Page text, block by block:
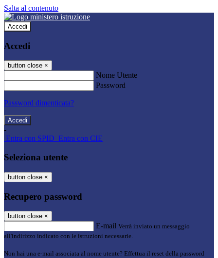
Salta al contenuto
Accedi
Accedi
button close ×
Nome Utente
Password
Password dimenticata?
-
Entra con SPID Entra con CIE
Seleziona utente
button close ×
Recupero password
button close ×
E-mail Verrà inviato un messaggio
all'indirizzo indicato con le istruzioni necessarie.
Non hai una e-mail associata al nome utente? Effettua il reset della password